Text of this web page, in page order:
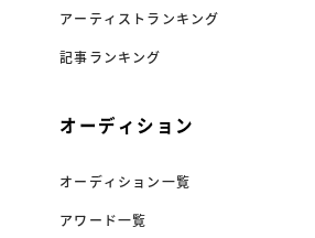
アーティストランキング
記事ランキング
オーディション
オーディション一覧
アワード一覧